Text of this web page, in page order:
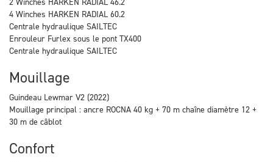
4 Winches HARKEN RADIAL 60.2
Centrale hydraulique SAILTEC
Enrouleur Furlex sous le pont TX400
Centrale hydraulique SAILTEC
Mouillage
Guindeau Lewmar V2 (2022)
Mouillage principal : ancre ROCNA 40 kg + 70 m chaîne diamètre 12 +
30 m de câblot
Confort